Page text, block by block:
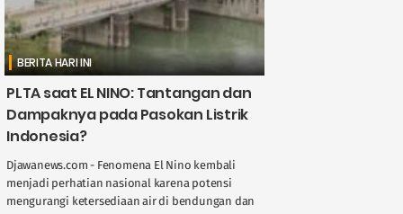
BERITA HARI INI
PLTA saat EL NINO: Tantangan dan
Dampaknya pada Pasokan Listrik
Indonesia?
Djawanews.com - Fenomena El Nino kembali
menjadi perhatian nasional karena potensi
mengurangi ketersediaan air di bendungan dan